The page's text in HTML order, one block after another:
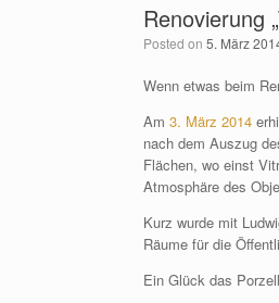
Renovierung
Posted on 5. März
Wenn etwas beim
Am 3. März 2014
nach dem Auszug
Flächen, wo einst
Atmosphäre des
Kurz wurde mit
Räume für die
Ein Glück das